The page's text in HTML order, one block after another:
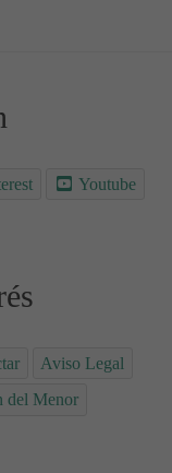
Youtube
Aviso Legal
del Menor